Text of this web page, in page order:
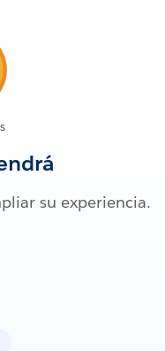
su experiencia.